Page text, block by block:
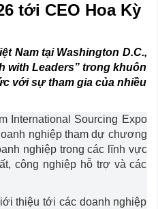
tới CEO Hoa Kỳ
Nam tại Washington D.C.,
with Leaders” trong khuôn
với sự tham gia của nhiều
International Sourcing Expo
nghiệp tham dự chương
nghiệp trong các lĩnh vực
công nghiệp hỗ trợ và các
thiệu tới các doanh nghiệp